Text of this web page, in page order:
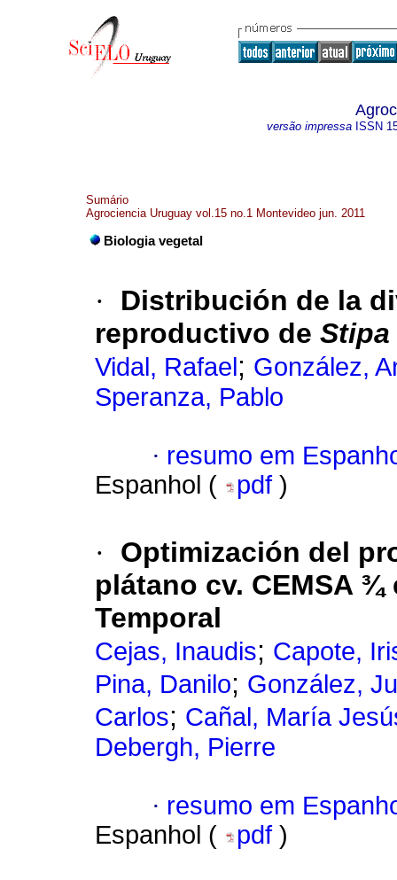
versão impressa ISSN
Sumário
Agrociencia Uruguay vol.15 no.1 Montevideo jun. 2011
Biologia vegetal
·
Distribución de la
reproductivo de Stipa
Vidal, Rafael ; González,
Speranza, Pablo
· resumo em
Espanhol (
pdf )
·
Optimización del
plátano cv. CEMSA
Temporal
Cejas, Inaudis; Capote,
Pina, Danilo; González,
Carlos; Cañal, María
Debergh, Pierre
· resumo em
Espanhol (
pdf )